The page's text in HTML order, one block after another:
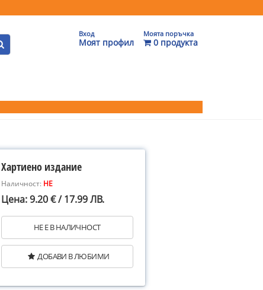
Вход
Моят профил
Моята поръчка
0 продукта
Хартиено издание
Наличност: НЕ
Цена: 9.20 € / 17.99 ЛВ.
НЕ Е В НАЛИЧНОСТ
ДОБАВИ В ЛЮБИМИ